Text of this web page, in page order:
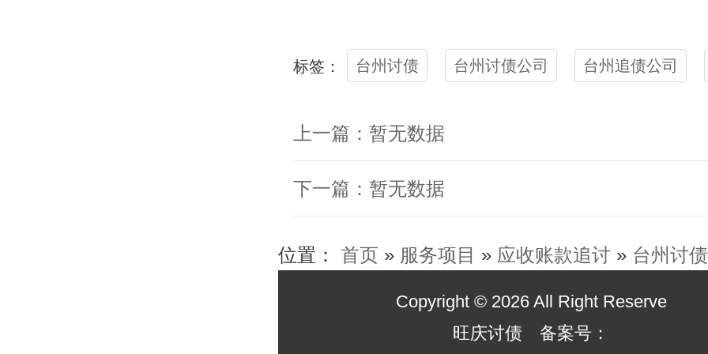
标签： 台州讨债 台州讨债公司 台州追债公司
上一篇：暂无数据
下一篇：暂无数据
位置： 首页 » 服务项目 » 应收账款追讨 » 台州讨
Copyright © 2026 All Right Reserve
旺庆讨债 备案号：